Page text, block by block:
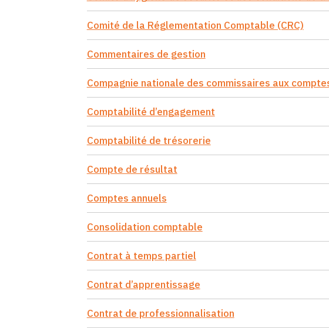
Comité de la Réglementation Comptable (CRC)
Commentaires de gestion
Compagnie nationale des commissaires aux
Comptabilité d’engagement
Comptabilité de trésorerie
Compte de résultat
Comptes annuels
Consolidation comptable
Contrat à temps partiel
Contrat d’apprentissage
Contrat de professionnalisation